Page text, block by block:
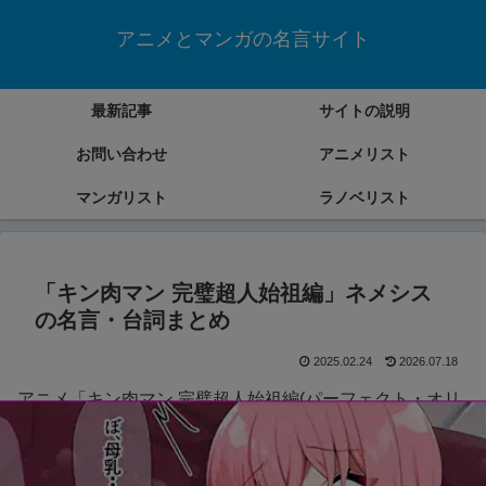
アニメとマンガの名言サイト
最新記事 サイトの説明
お問い合わせ アニメリスト
マンガリスト ラノベリスト
「キン肉マン 完璧超人始祖編」ネメシス
の名言・台詞まとめ
2025.02.24 2026.07.18
アニメ「キン肉マン 完璧超人始祖編(パーフェクト・オリ
ジン)」ネメシスの名言・台詞をまとめていきます。